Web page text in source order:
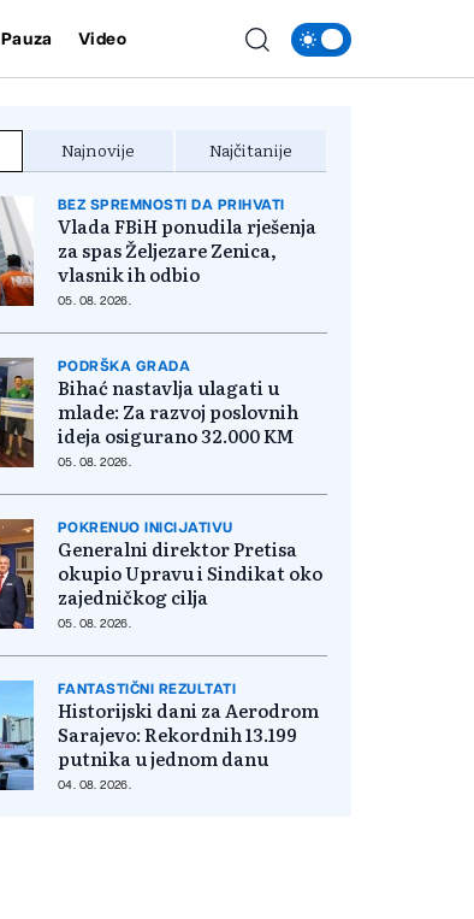
Pauza Video
Najnovije Najčitanije
BEZ SPREMNOSTI DA PRIHVATI
Vlada FBiH ponudila rješenja
za spas Željezare Zenica,
vlasnik ih odbio
05. 08. 2026.
PODRŠKA GRADA
Bihać nastavlja ulagati u
mlade: Za razvoj poslovnih
ideja osigurano 32.000 KM
05. 08. 2026.
POKRENUO INICIJATIVU
Generalni direktor Pretisa
okupio Upravu i Sindikat oko
zajedničkog cilja
05. 08. 2026.
FANTASTIČNI REZULTATI
Historijski dani za Aerodrom
Sarajevo: Rekordnih 13.199
putnika u jednom danu
04. 08. 2026.